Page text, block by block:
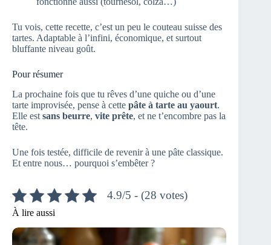
Tu vois, cette recette, c’est un peu le couteau suisse des
tartes. Adaptable à l’infini, économique, et surtout
bluffante niveau goût.
Pour résumer
La prochaine fois que tu rêves d’une quiche ou d’une
tarte improvisée, pense à cette pâte à tarte au yaourt.
Elle est sans beurre, vite prête, et ne t’encombre pas la
tête.
Une fois testée, difficile de revenir à une pâte classique.
Et entre nous… pourquoi s’embêter ?
4.9/5 - (28 votes)
À lire aussi